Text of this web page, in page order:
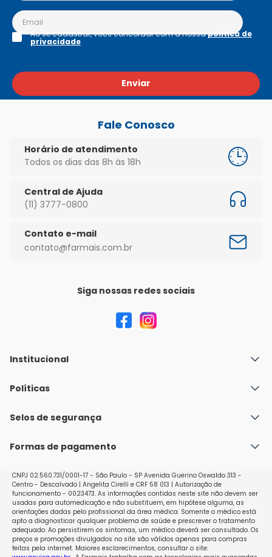
Enviar
Ao se cadastrar, você concordar com a nossapolítica de
privacidade
Fale Conosco
Horário de atendimento
Todos os dias das 8h às 18h
Central de Ajuda
(11) 3777-0800
Contato e-mail
contato@farmais.com.br
Siga nossas redes sociais
Institucional
Quem Somos
Nossas lojas
Políticas
Política de Envio
Políticas de Trocas e Devoluções
Selos de segurança
Formas de pagamento
CNPJ 02.560.731/0001-17 - São Paulo - SP Avenida Guerino Oswaldo 313 -
Centro - Descalvado | Angelita Cirelli e CRF 58 013 | Autorização de
funcionamento - 0023473. As informações contidas neste site não devem ser
usadas para automedicação e não substituem, em hipótese alguma, as
orientações dadas pelo profissional da área médica. Somente o médico está
apto a diagnosticar qualquer problema de saúde e prescrever o tratamento
adequado. Ao persistirem os sintomas, um médico deverá ser consultado. Os
preços e promoções divulgados no site são válidos apenas para compras
feitas pela internet. Maiores esclarecimentos, consultar o site: